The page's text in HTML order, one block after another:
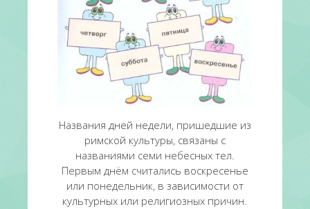
Названия дней недели, пришедшие из
римской культуры, связаны с
названиями семи небесных тел.
Первым днём считались воскресенье
или понедельник, в зависимости от
культурных или религиозных причин.